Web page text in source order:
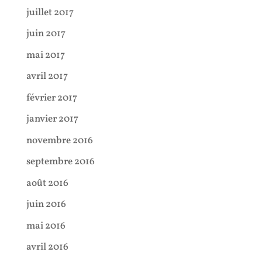
juillet 2017
juin 2017
mai 2017
avril 2017
février 2017
janvier 2017
novembre 2016
septembre 2016
août 2016
juin 2016
mai 2016
avril 2016